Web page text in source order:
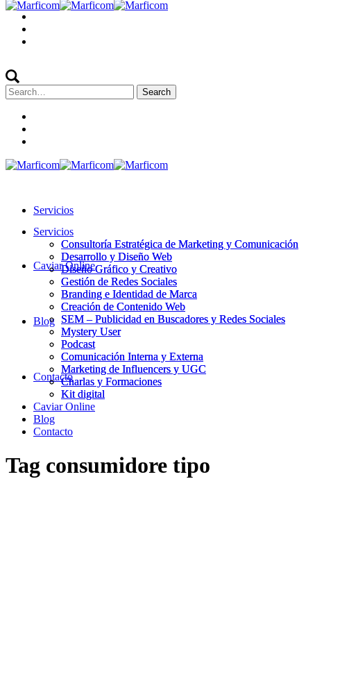
Search
for:
Servicios
Consultoría Estratégica de Marketing y Comunicación
Desarrollo y Diseño Web
Diseño Gráfico y Creativo
Gestión de Redes Sociales
Branding e Identidad de Marca
Creación de Contenido Web
SEM – Publicidad en Buscadores y Redes Sociales
Mystery User
Podcast
Comunicación Interna y Externa
Marketing de Influencers y UGC
Charlas y Formaciones
Kit digital
Caviar Online
Blog
Contacto
Servicios
Consultoría Estratégica de Marketing y Comunicación
Desarrollo y Diseño Web
Diseño Gráfico y Creativo
Gestión de Redes Sociales
Branding e Identidad de Marca
Creación de Contenido Web
SEM – Publicidad en Buscadores y Redes Sociales
Mystery User
Podcast
Comunicación Interna y Externa
Marketing de Influencers y UGC
Charlas y Formaciones
Kit digital
Caviar Online
Blog
Contacto
Tag consumidore tipo